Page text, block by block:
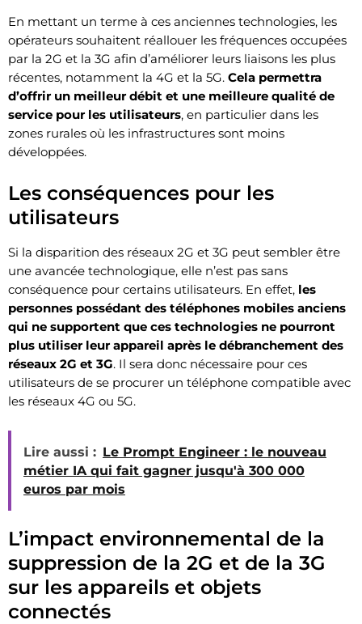
En mettant un terme à ces anciennes technologies, les
opérateurs souhaitent réallouer les fréquences occupées
par la 2G et la 3G afin d’améliorer leurs liaisons les plus
récentes, notamment la 4G et la 5G. Cela permettra
d’offrir un meilleur débit et une meilleure qualité de
service pour les utilisateurs, en particulier dans les
zones rurales où les infrastructures sont moins
développées.
Les conséquences pour les
utilisateurs
Si la disparition des réseaux 2G et 3G peut sembler être
une avancée technologique, elle n’est pas sans
conséquence pour certains utilisateurs. En effet, les
personnes possédant des téléphones mobiles anciens
qui ne supportent que ces technologies ne pourront
plus utiliser leur appareil après le débranchement des
réseaux 2G et 3G. Il sera donc nécessaire pour ces
utilisateurs de se procurer un téléphone compatible avec
les réseaux 4G ou 5G.
Lire aussi : Le Prompt Engineer : le nouveau
métier IA qui fait gagner jusqu'à 300 000
euros par mois
L’impact environnemental de la
suppression de la 2G et de la 3G
sur les appareils et objets
connectés